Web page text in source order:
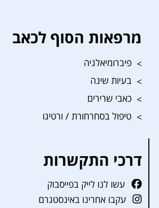
מרפאות הסוף לכאב
פיברומיאלגיה
בעיות שינה
כאבי שרירים
טיפול בסחרחורת / ורטיגו
דרכי התקשרות
עשו לנו לייק בפייסבוק
עקבו אחרינו באינסטגרם